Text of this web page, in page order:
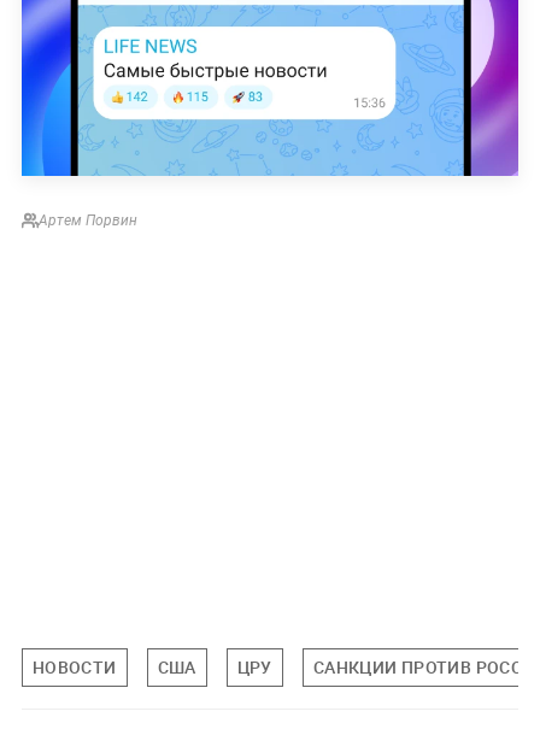
Артем Порвин
НОВОСТИ США ЦРУ САНКЦИИ ПРОТИВ